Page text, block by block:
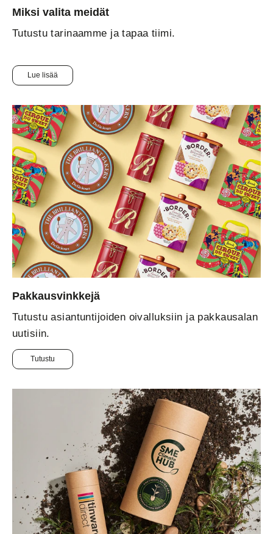
Miksi valita meidät
Tutustu tarinaamme ja tapaa tiimi.
Lue lisää
Pakkausvinkkejä
Tutustu asiantuntijoiden oivalluksiin ja pakkausalan
uutisiin.
Tutustu